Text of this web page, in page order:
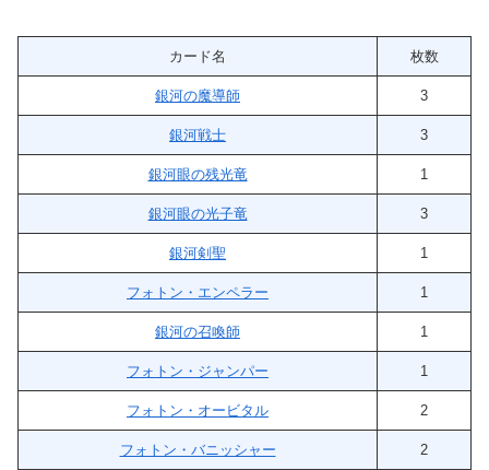
カード名 枚数
銀河の魔導師 3
銀河戦士 3
銀河眼の残光竜 1
銀河眼の光子竜 3
銀河剣聖 1
フォトン・エンペラー 1
銀河の召喚師 1
フォトン・ジャンパー 1
フォトン・オービタル 2
フォトン・バニッシャー 2